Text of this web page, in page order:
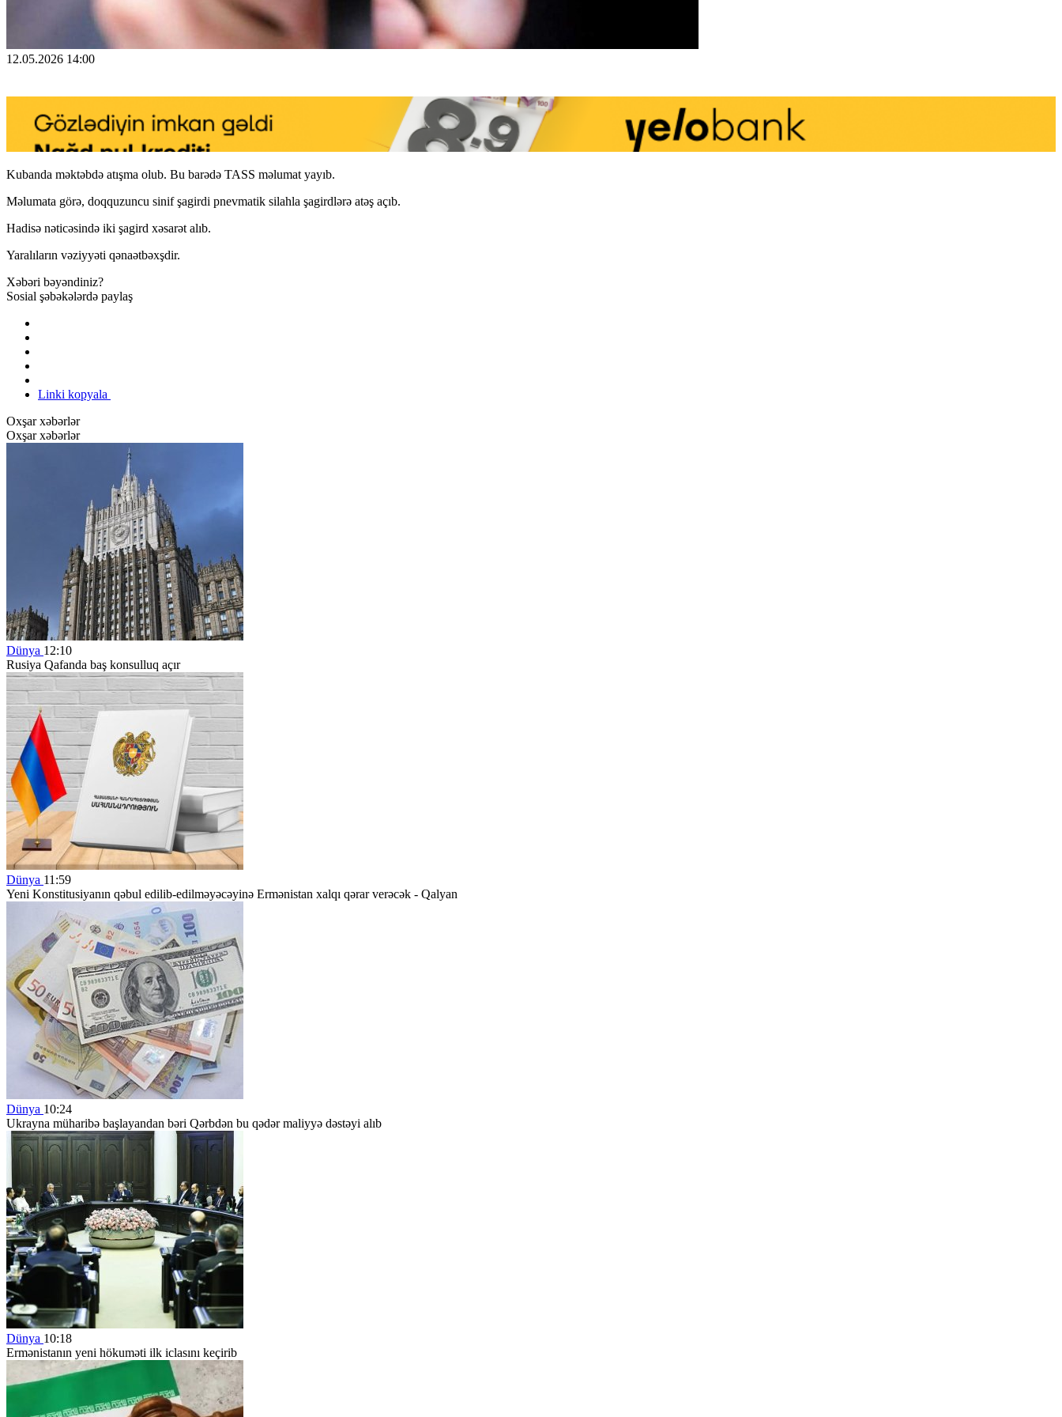
12.05.2026 14:00
Kubanda məktəbdə atışma olub. Bu barədə TASS məlumat yayıb.
Məlumata görə, doqquzuncu sinif şagirdi pnevmatik silahla şagirdlərə atəş açıb.
Hadisə nəticəsində iki şagird xəsarət alıb.
Yaralıların vəziyyəti qənaətbəxşdir.
Xəbəri bəyəndiniz?
Sosial şəbəkələrdə paylaş
Linki kopyala
Oxşar xəbərlər
Oxşar xəbərlər
Dünya 12:10
Rusiya Qafanda baş konsulluq açır
Dünya 11:59
Yeni Konstitusiyanın qəbul edilib-edilməyəcəyinə Ermənistan xalqı qərar verəcək - Qalyan
Dünya 10:24
Ukrayna müharibə başlayandan bəri Qərbdən bu qədər maliyyə dəstəyi alıb
Dünya 10:18
Ermənistanın yeni hökuməti ilk iclasını keçirib